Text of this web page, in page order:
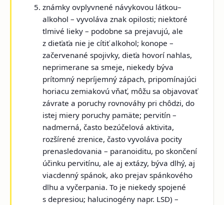
známky ovplyvnené návykovou látkou–
alkohol – vyvoláva znak opilosti; niektoré
tlmivé lieky – podobne sa prejavujú, ale
z dieťaťa nie je cítiť alkohol; konope –
začervenané spojivky, dieťa hovorí nahlas,
neprimerane sa smeje, niekedy býva
prítomný nepríjemný zápach, pripomínajúci
horiacu zemiakovú vňať, môžu sa objavovať
závrate a poruchy rovnováhy pri chôdzi, do
istej miery poruchy pamäte; pervitín –
nadmerná, často bezúčelová aktivita,
rozšírené zrenice, často vyvoláva pocity
prenasledovania – paranoiditu, po skončení
účinku pervitínu, ale ajextázy, býva dlhý, aj
viacdenný spánok, ako prejav spánkového
dlhu a vyčerpania. To je niekedy spojené
s depresiou; halucinogény napr. LSD) –